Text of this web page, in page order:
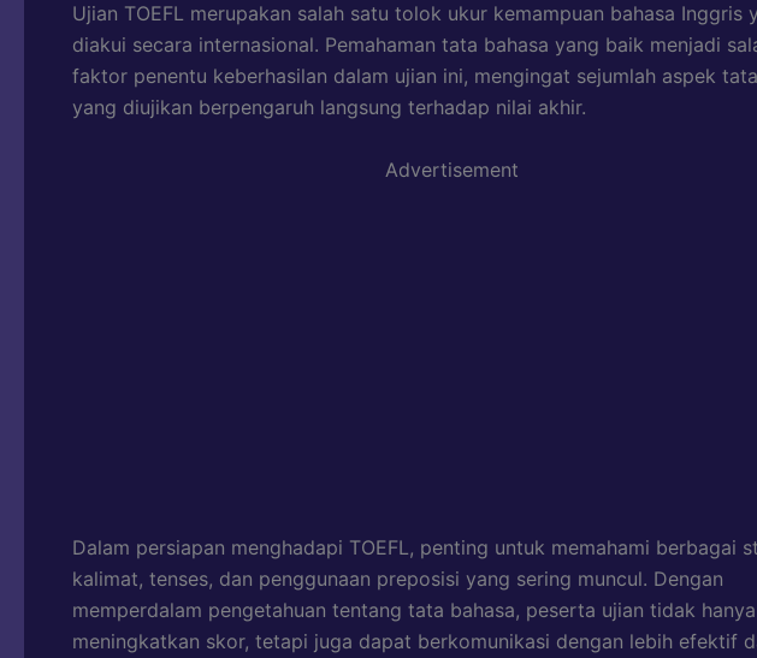
Ujian TOEFL merupakan salah satu tolok ukur kemampuan bahasa Inggris
diakui secara internasional. Pemahaman tata bahasa yang baik menjadi
faktor penentu keberhasilan dalam ujian ini, mengingat sejumlah aspek
yang diujikan berpengaruh langsung terhadap nilai akhir.
Advertisement
Dalam persiapan menghadapi TOEFL, penting untuk memahami berbagai
kalimat, tenses, dan penggunaan preposisi yang sering muncul. Dengan
memperdalam pengetahuan tentang tata bahasa, peserta ujian tidak
meningkatkan skor, tetapi juga dapat berkomunikasi dengan lebih efektif